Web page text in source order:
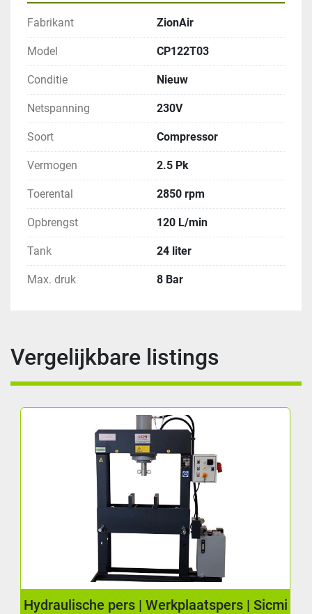
Fabrikant ZionAir
Model CP122T03
Conditie Nieuw
Netspanning 230V
Soort Compressor
Vermogen 2.5 Pk
Toerental 2850 rpm
Opbrengst 120 L/min
Tank 24 liter
Max. druk 8 Bar
Vergelijkbare listings
Hydraulische pers | Werkplaatspers | Sicmi